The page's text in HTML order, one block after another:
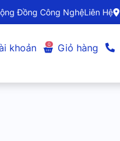
Đồng Công NghệLiên Hệ
khoản 0 Giỏ hàng